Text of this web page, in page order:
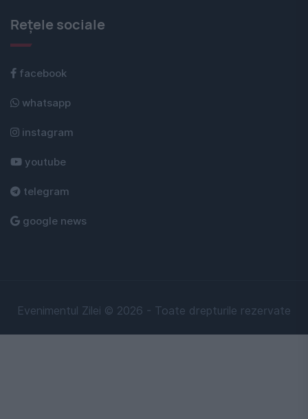
Rețele sociale
facebook
whatsapp
instagram
youtube
telegram
google news
Evenimentul Zilei © 2026 - Toate drepturile rezervate